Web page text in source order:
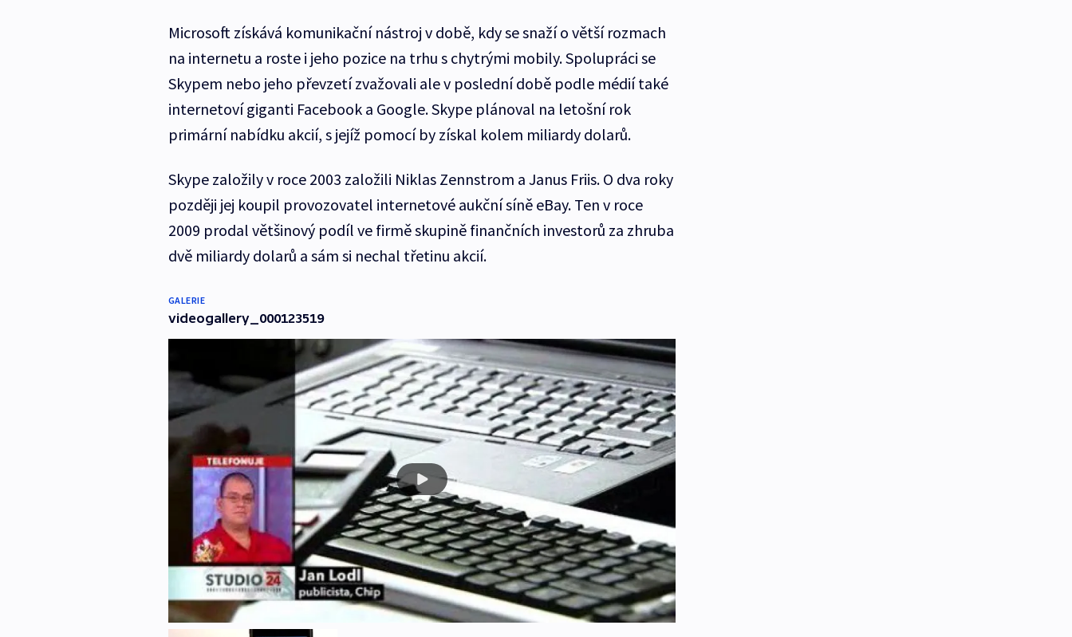
Microsoft získává komunikační nástroj v době, kdy se snaží o větší rozmach
na internetu a roste i jeho pozice na trhu s chytrými mobily. Spolupráci se
Skypem nebo jeho převzetí zvažovali ale v poslední době podle médií také
internetoví giganti Facebook a Google. Skype plánoval na letošní rok
primární nabídku akcií, s jejíž pomocí by získal kolem miliardy dolarů.
Skype založily v roce 2003 založili Niklas Zennstrom a Janus Friis. O dva roky
později jej koupil provozovatel internetové aukční síně eBay. Ten v roce
2009 prodal většinový podíl ve firmě skupině finančních investorů za zhruba
dvě miliardy dolarů a sám si nechal třetinu akcií.
GALERIE
videogallery_000123519